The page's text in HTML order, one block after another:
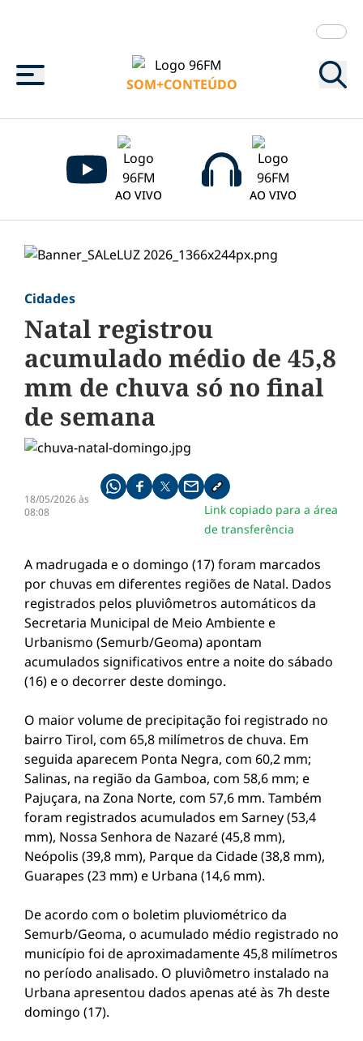
Menu
SOM+CONTEÚDO
AO VIVO AO VIVO
Cidades
Natal registrou
acumulado médio de 45,8
mm de chuva só no final
de semana
18/05/2026 às
08:08
Compartilhe pelo whatsapp
Compartilhar no facebook
Compartilhar no twitter
Compartilhe pelo email
Copiar link da notícia
Link copiado para a área
de transferência
A madrugada e o domingo (17) foram marcados
por chuvas em diferentes regiões de Natal. Dados
registrados pelos pluviômetros automáticos da
Secretaria Municipal de Meio Ambiente e
Urbanismo (Semurb/Geoma) apontam
acumulados significativos entre a noite do sábado
(16) e o decorrer deste domingo.
O maior volume de precipitação foi registrado no
bairro Tirol, com 65,8 milímetros de chuva. Em
seguida aparecem Ponta Negra, com 60,2 mm;
Salinas, na região da Gamboa, com 58,6 mm; e
Pajuçara, na Zona Norte, com 57,6 mm. Também
foram registrados acumulados em Sarney (53,4
mm), Nossa Senhora de Nazaré (45,8 mm),
Neópolis (39,8 mm), Parque da Cidade (38,8 mm),
Guarapes (23 mm) e Urbana (14,6 mm).
De acordo com o boletim pluviométrico da
Semurb/Geoma, o acumulado médio registrado no
município foi de aproximadamente 45,8 milímetros
no período analisado. O pluviômetro instalado na
Urbana apresentou dados apenas até às 7h deste
domingo (17).